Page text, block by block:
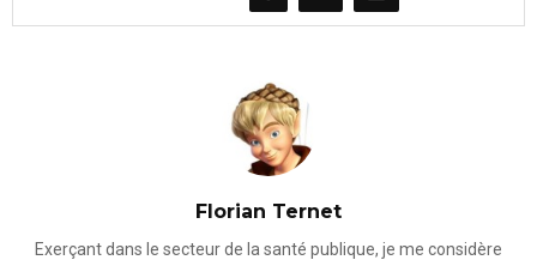
Florian Ternet
Exerçant dans le secteur de la santé publique, je me considère